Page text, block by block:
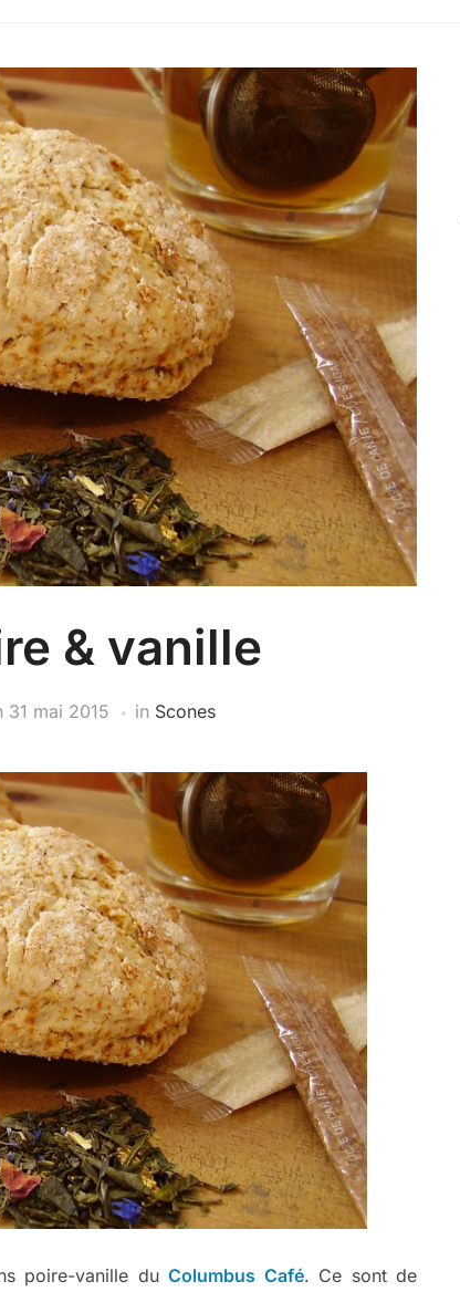
& vanille
31 mai 2015 in Scones
poire-vanille duColumbus Café. Ce sont de